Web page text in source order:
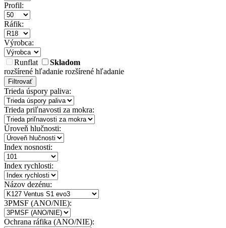
Profil:
Ráfik:
Výrobca:
Runflat
Skladom
rozšírené hľadanie rozšírené hľadanie
Filtrovať
Trieda úspory paliva:
Trieda priľnavosti za mokra:
Úroveň hlučnosti:
Index nosnosti:
Index rychlosti:
Názov dezénu:
3PMSF (ANO/NIE):
Ochrana ráfika (ANO/NIE):